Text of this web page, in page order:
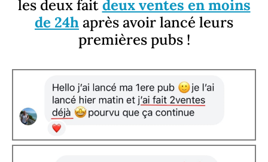
les deux faitdeux ventes en moins
de 24haprèsavoir lancé leurs
premières pubs !